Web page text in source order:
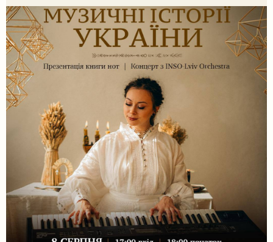
Пошук на сайті
Шукати
проєктом «Домів», […]